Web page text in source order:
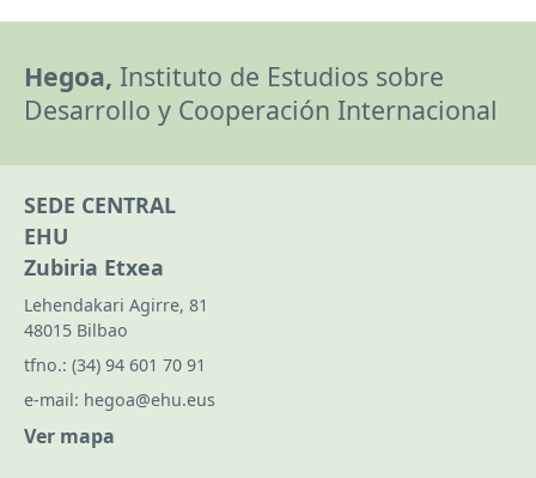
Hegoa, Instituto de Estudios sobre
Desarrollo y Cooperación Internacional
SEDE CENTRAL
EHU
Zubiria Etxea
Lehendakari Agirre, 81
48015 Bilbao
tfno.: (34) 94 601 70 91
e-mail: hegoa@ehu.eus
Ver mapa